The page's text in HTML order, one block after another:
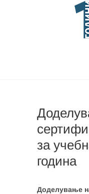
за
година
Доделување